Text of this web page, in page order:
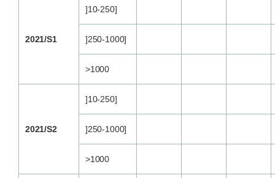
2021/S1
]10-250]
]250-1000]
>1000
2021/S2
]10-250]
]250-1000]
>1000